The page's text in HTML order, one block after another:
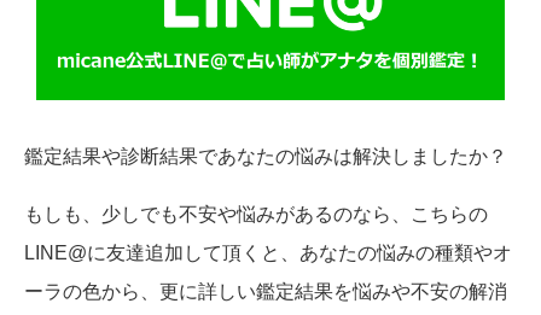
鑑定結果や診断結果であなたの悩みは解決しましたか？
もしも、少しでも不安や悩みがあるのなら、こちらの
LINE@に友達追加して頂くと、あなたの悩みの種類やオ
ーラの色から、更に詳しい鑑定結果を悩みや不安の解消